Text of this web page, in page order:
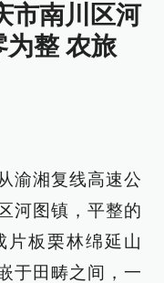
市南川区河
为整 农旅
渝湘复线高速公
河图镇，平整的
片板栗林绵延山
于田畴之间，一